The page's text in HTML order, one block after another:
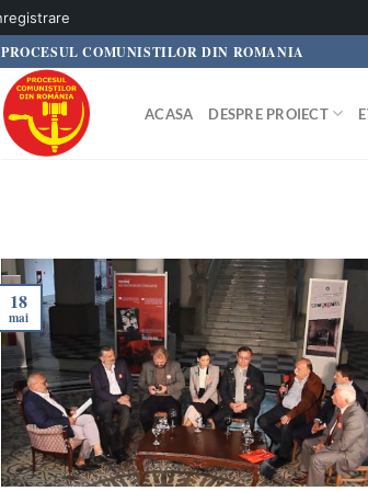
PROCESUL COMUNISTILOR DIN ROMANIA
ACASA DESPRE PROIECT
18
mai